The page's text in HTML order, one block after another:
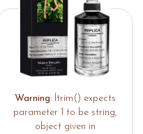
Warning: ltrim() expects
parameter 1 to be string,
object given in